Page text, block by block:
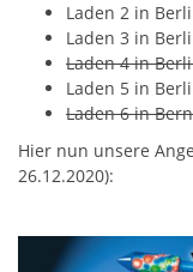
Laden 2 in
Laden 3 in
Laden 4 in
Laden 5 in
Laden 6 in
Hier nun unsere
26.12.2020):